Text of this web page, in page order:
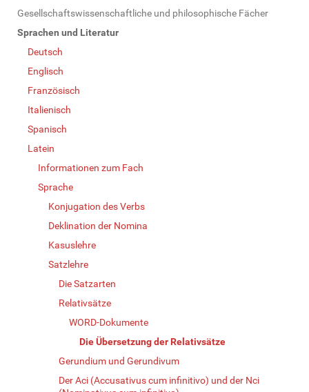
Gesellschaftswissenschaftliche und philosophische Fächer
Sprachen und Literatur
Deutsch
Englisch
Französisch
Italienisch
Spanisch
Latein
Informationen zum Fach
Sprache
Konjugation des Verbs
Deklination der Nomina
Kasuslehre
Satzlehre
Die Satzarten
Relativsätze
WORD-Dokumente
Die Übersetzung der Relativsätze
Gerundium und Gerundivum
Der Aci (Accusativus cum infinitivo) und der Nci